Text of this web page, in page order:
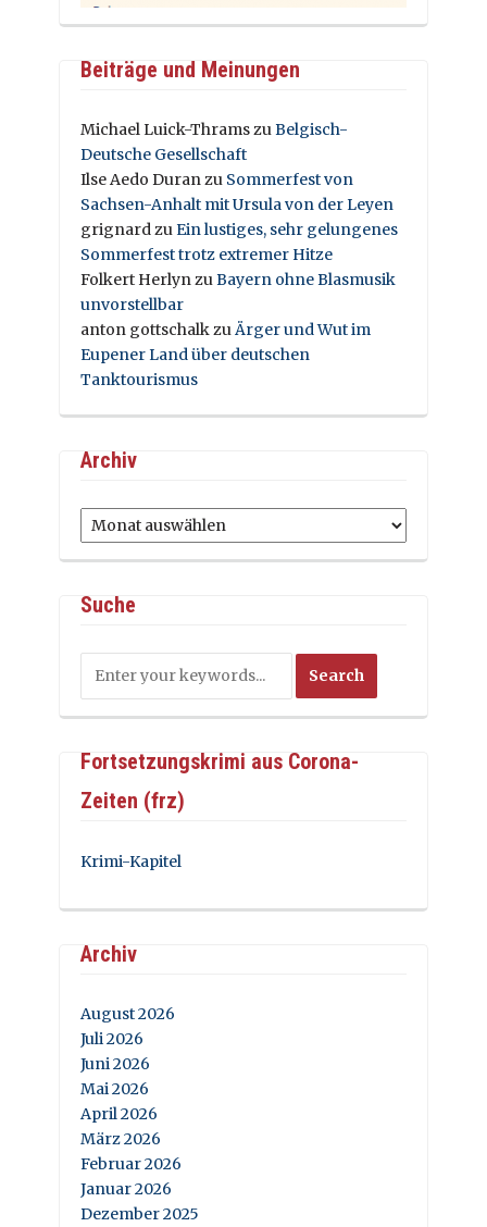
Beiträge und Meinungen
Michael Luick-ThramszuBelgisch-
Deutsche Gesellschaft
Ilse Aedo Duranzu Sommerfest von
Sachsen-Anhalt mit Ursula von der Leyen
grignardzuEin lustiges, sehr gelungenes
Sommerfest trotz extremer Hitze
Folkert HerlynzuBayern ohne Blasmusik
unvorstellbar
anton gottschalkzuÄrger und Wut im
Eupener Land über deutschen
Tanktourismus
Archiv
Archiv
Suche
Fortsetzungskrimi aus Corona-
Zeiten (frz)
Krimi-Kapitel
Archiv
August 2026
Juli 2026
Juni 2026
Mai 2026
April 2026
März 2026
Februar 2026
Januar 2026
Dezember 2025